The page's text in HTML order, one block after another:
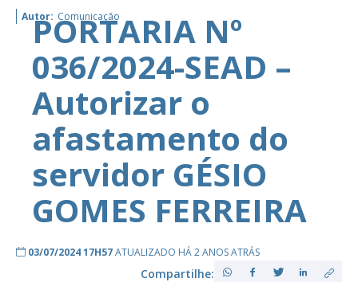
Autor: Comunicação
PORTARIA Nº
036/2024-SEAD –
Autorizar o
afastamento do
servidor GÉSIO
GOMES FERREIRA
03/07/2024 17H57ATUALIZADO HÁ 2 ANOS ATRÁS
Compartilhe: